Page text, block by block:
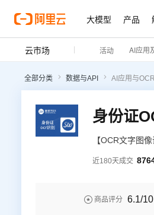
大模型 产品
云市场 活动 AI应用
全部分类 数据与API AI应用与OCR
【OCR文字图
近180天成交
 商品评分 6.1/10